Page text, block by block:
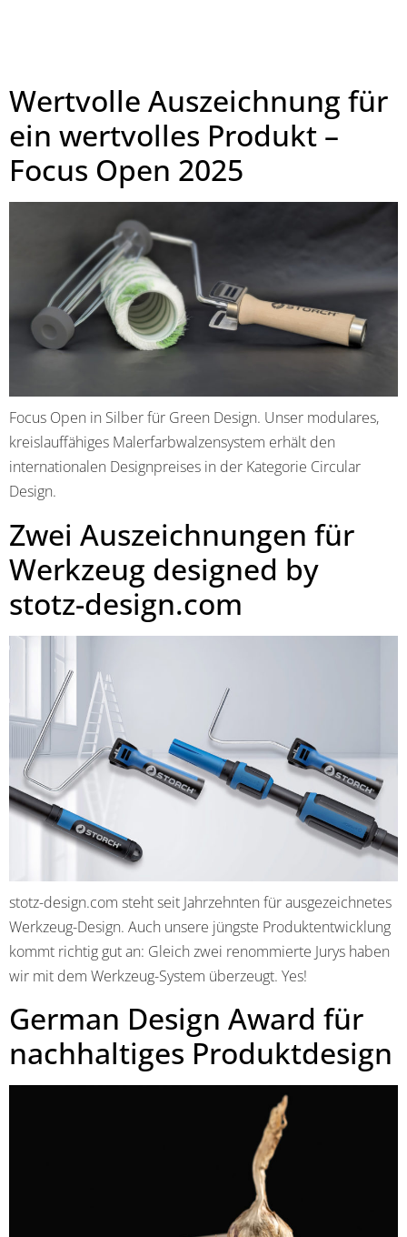
Wertvolle Auszeichnung für
ein wertvolles Produkt –
Focus Open 2025
Focus Open in Silber für Green Design. Unser modulares,
kreislauffähiges Malerfarbwalzensystem erhält den
internationalen Designpreises in der Kategorie Circular
Design.
Zwei Auszeichnungen für
Werkzeug designed by
stotz-design.com
stotz-design.com steht seit Jahrzehnten für ausgezeichnetes
Werkzeug-Design. Auch unsere jüngste Produktentwicklung
kommt richtig gut an: Gleich zwei renommierte Jurys haben
wir mit dem Werkzeug-System überzeugt. Yes!
German Design Award für
nachhaltiges Produktdesign